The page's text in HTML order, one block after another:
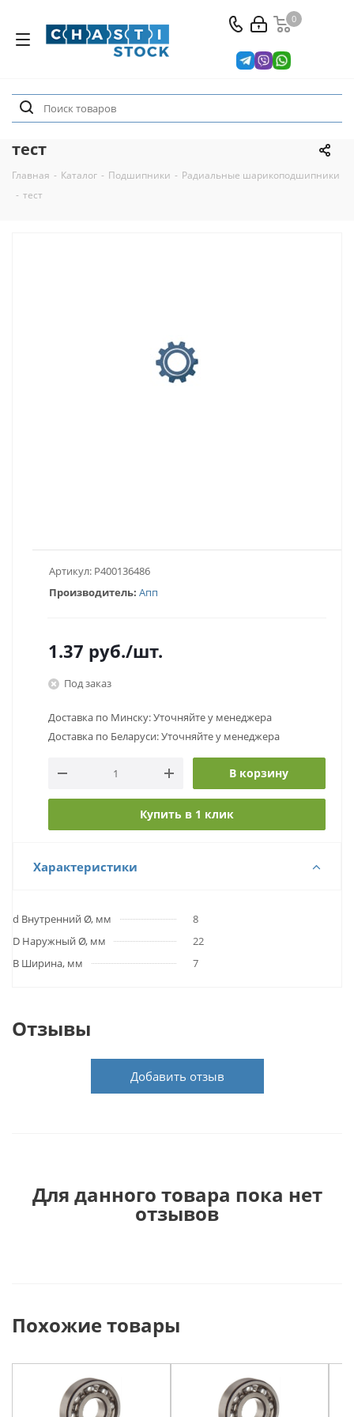
0
тест
Главная - Каталог - Подшипники - Радиальные шарикоподшипники
- тест
Артикул: P400136486
Производитель: Апп
1.37 руб./шт.
Под заказ
Доставка по Минску: Уточняйте у менеджера
Доставка по Беларуси: Уточняйте у менеджера
В корзину
Купить в 1 клик
Характеристики
d Внутренний Ø, мм
8
D Наружный Ø, мм
22
B Ширина, мм
7
Отзывы
Добавить отзыв
Для данного товара пока нет
отзывов
Похожие товары